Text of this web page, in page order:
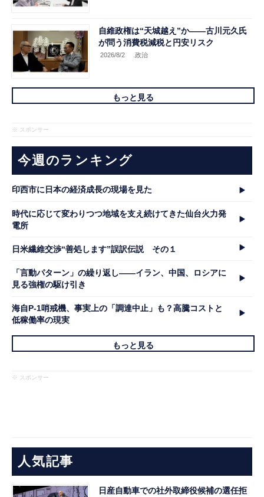
自維政権は“天城越え”か――古川元久氏
が問う消費税減税と円安リスク
2026/8/2 .政治
もっと見る
※ スポンサー
今週のランキング
印西市に日本の経済成長の現場を見た
時代に応じて変わりつつ地域を支え続けてきた仙台火力発
電所
日米繊維交渉“善処します”誤訳伝説 その１
「言動パターン」の繰り返し――イラン、中国、ロシアに
見る強権の駆け引き
海自P-1哨戒機、事実上の「調達中止」も？高騰コストと
低稼働率の現実
もっと見る
※ スポンサー
人気記事
日産自動車での社外取締役候補の選任拒